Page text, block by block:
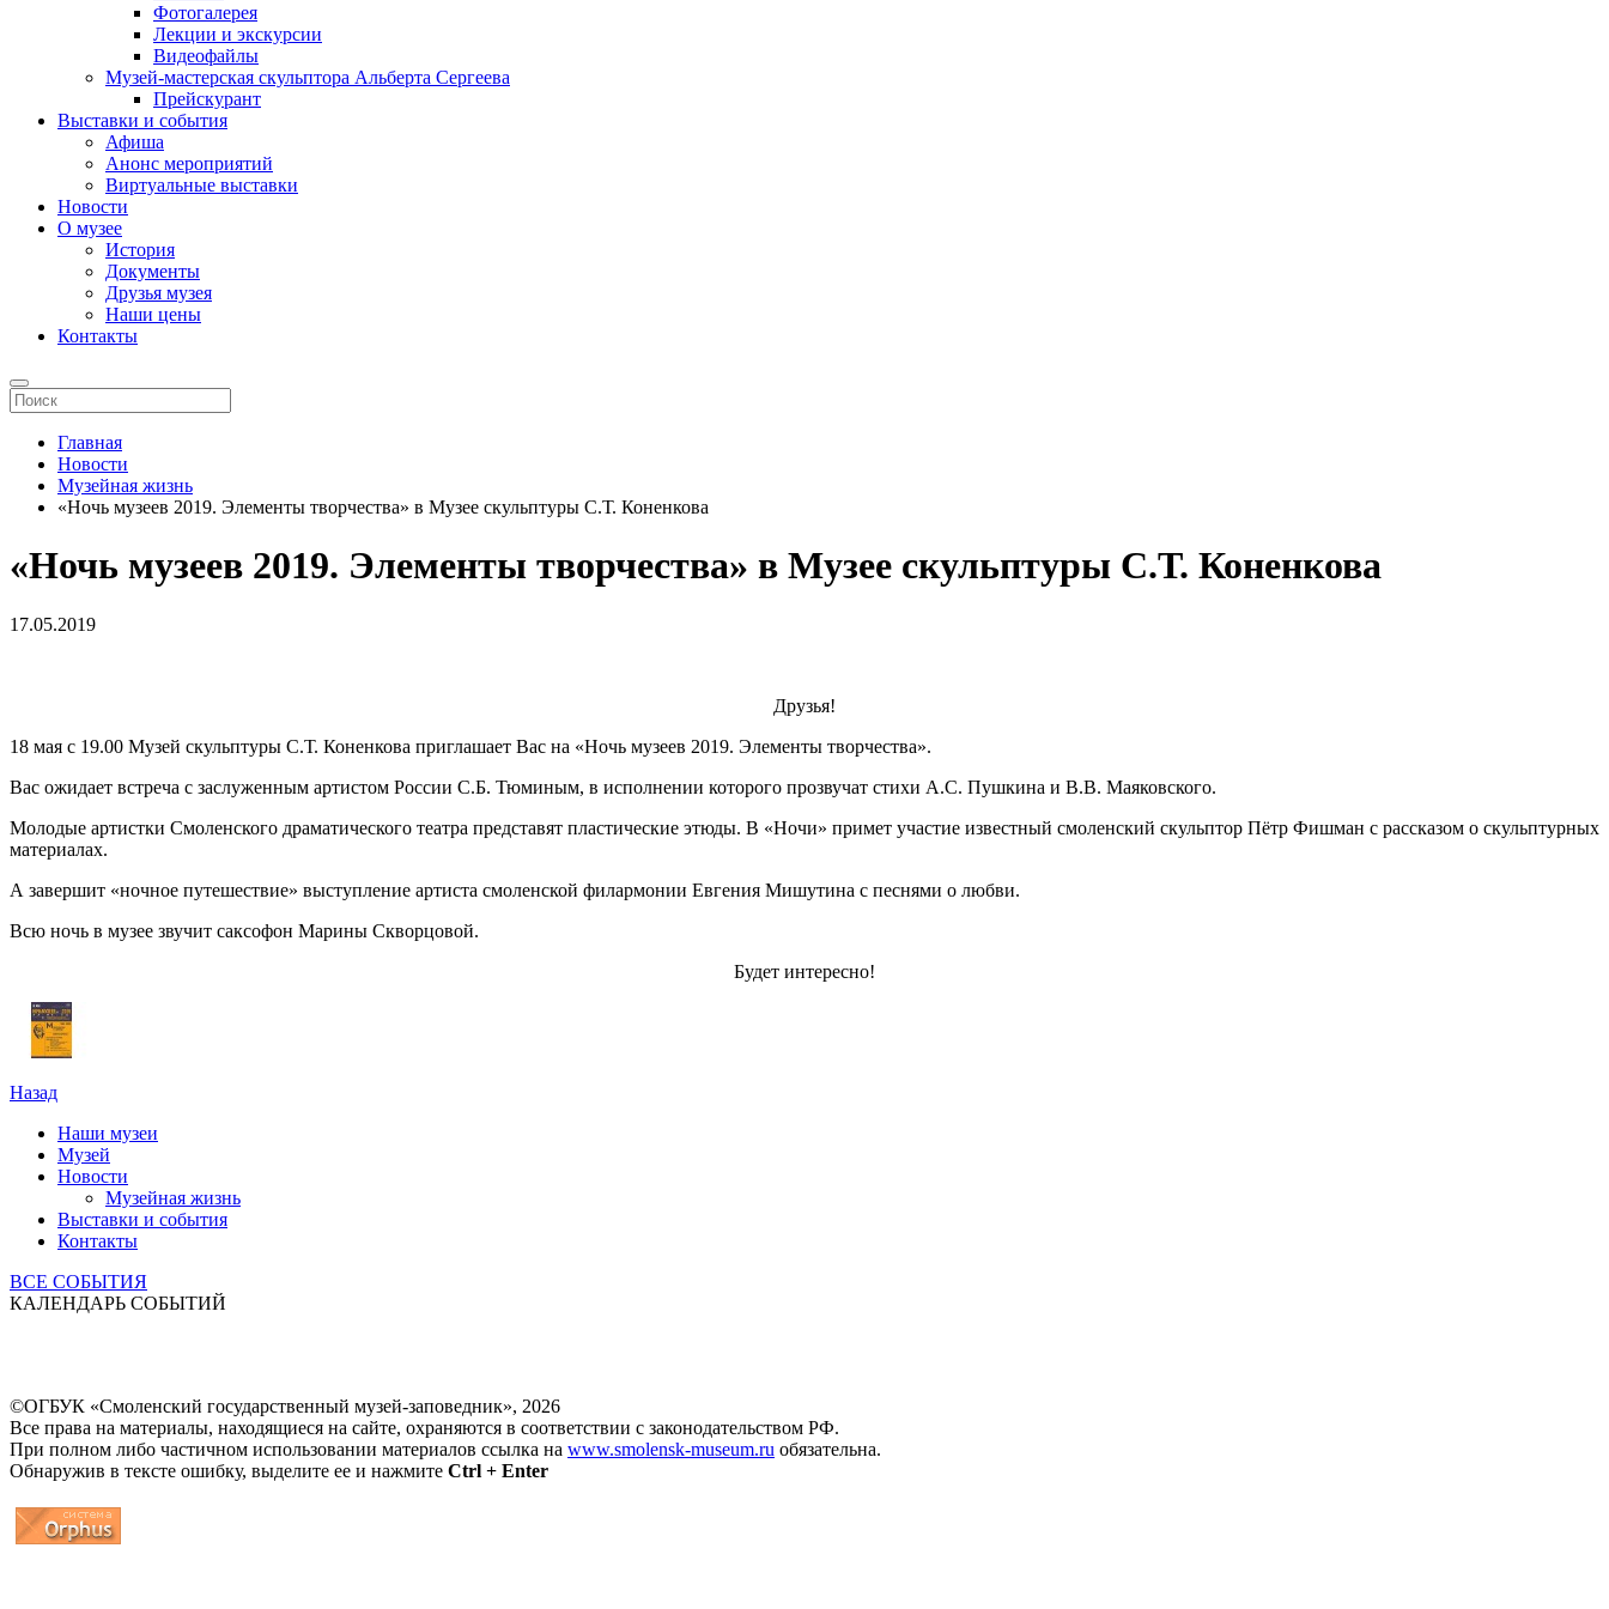
Фотогалерея
Лекции и экскурсии
Видеофайлы
Музей-мастерская скульптора Альберта Сергеева
Прейскурант
Выставки и события
Афиша
Анонс мероприятий
Виртуальные выставки
Новости
О музее
История
Документы
Друзья музея
Наши цены
Контакты
Главная
Новости
Музейная жизнь
«Ночь музеев 2019. Элементы творчества» в Музее скульптуры С.Т. Коненкова
«Ночь музеев 2019. Элементы творчества» в Музее скульптуры С.Т. Коненкова
17.05.2019
Друзья!
18 мая с 19.00 Музей скульптуры С.Т. Коненкова приглашает Вас на «Ночь музеев 2019. Элементы творчества».
Вас ожидает встреча с заслуженным артистом России С.Б. Тюминым, в исполнении которого прозвучат стихи А.С. Пушкина и В.В. Маяковского.
Молодые артистки Смоленского драматического театра представят пластические этюды. В «Ночи» примет участие известный смоленский скульптор Пётр Фишман с рассказом о скульптурных
материалах.
А завершит «ночное путешествие» выступление артиста смоленской филармонии Евгения Мишутина с песнями о любви.
Всю ночь в музее звучит саксофон Марины Скворцовой.
Будет интересно!
Назад
Наши музеи
Музей
Новости
Музейная жизнь
Выставки и события
Контакты
ВСЕ СОБЫТИЯ
КАЛЕНДАРЬ СОБЫТИЙ
©ОГБУК «Смоленский государственный музей-заповедник», 2026
Все права на материалы, находящиеся на сайте, охраняются в соответствии с законодательством РФ.
При полном либо частичном использовании материалов ссылка на www.smolensk-museum.ru обязательна.
Обнаружив в тексте ошибку, выделите ее и нажмите Ctrl + Enter